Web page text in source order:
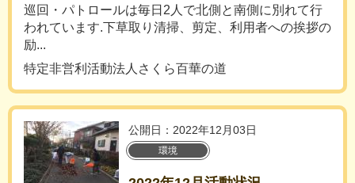
巡回・パトロールは毎日2人で北側と南側に別れて行
われています.下草取り清掃、剪定、利用者への挨拶の
励...
特定非営利活動法人さくら百華の道
公開日：2022年12月03日
環境